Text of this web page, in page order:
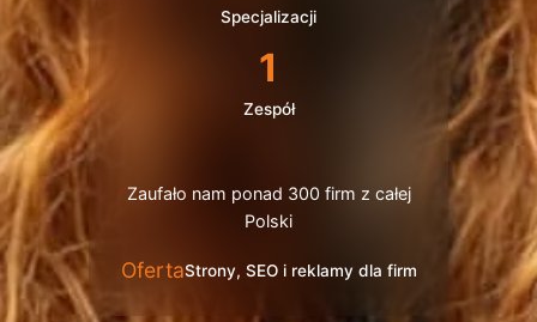
Specjalizacji
1
Zespół
Zaufało nam ponad 300 firm z całej
Polski
OfertaStrony, SEO i reklamy dla firm